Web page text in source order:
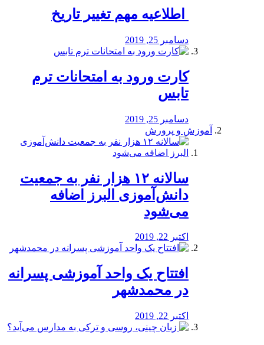
️ اطلاعیه مهم تغییر تاریخ
دسامبر 25, 2019
کارت ورود به امتحانات ترم
تابس
دسامبر 25, 2019
آموزش و پرورش
️سالانه ۱۲ هزار نفر به جمعیت
دانش‌آموزی البرز اضافه
می‌شود
اکتبر 22, 2019
افتتاح یک واحد آموزشی پسرانه
در محمدشهر
اکتبر 22, 2019